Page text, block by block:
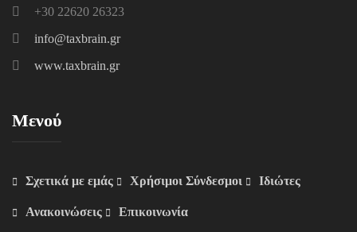
+30 22620 26323
info@taxbrain.gr
www.taxbrain.gr
Μενού
Σχετικά με εμάς Χρήσιμοι Σύνδεσμοι Ιδιώτες
Ανακοινώσεις Επικοινωνία